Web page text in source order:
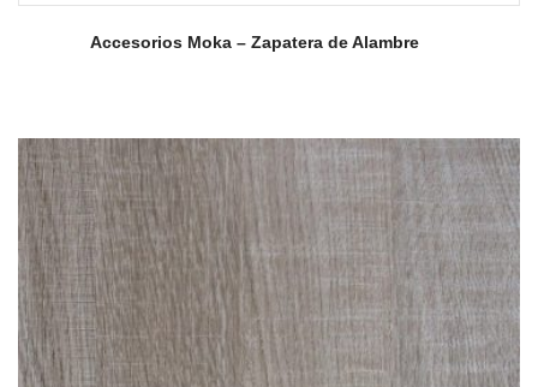
Accesorios Moka – Zapatera de Alambre